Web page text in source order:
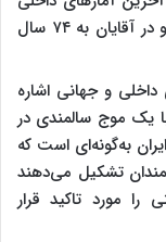
حکایت از افزایش سن در خانم‌ها به ۷۶ سال و در آقایان به ۷۴ سال
و جهانی اشاره
یک موج سالمندی در
به‌گونه‌ای است که
را سالمندان تشکیل می‌دهند
مورد تاکید قرار